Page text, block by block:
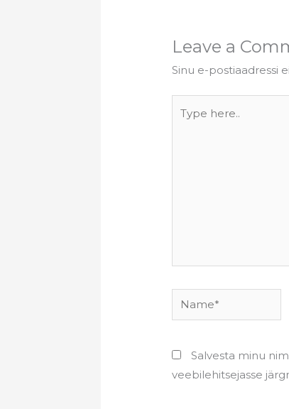
Leave a
Sinu e-postiaadressi
here..
Name*
Salvesta minu
veebilehitsejasse